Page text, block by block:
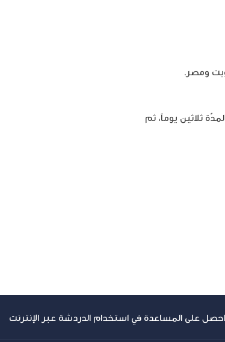
ومصر.
ثلاثين يوماً، ثم
احصل على المساعدة في استخدام الدردشة عبر الإنترنت